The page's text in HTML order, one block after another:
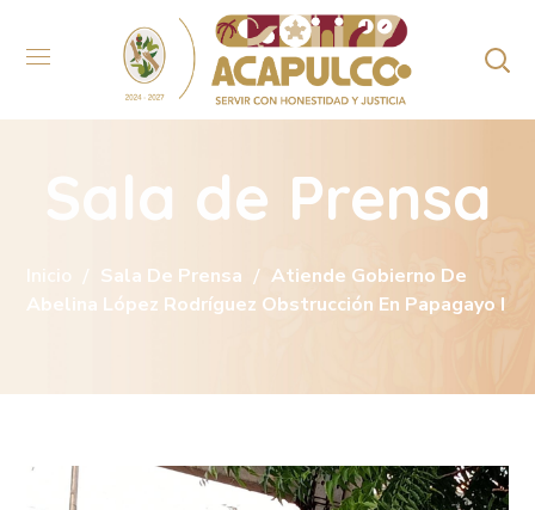
Sala de Prensa
Inicio Sala De Prensa
Atiende Gobierno De
Abelina López Rodríguez Obstrucción En Papagayo I